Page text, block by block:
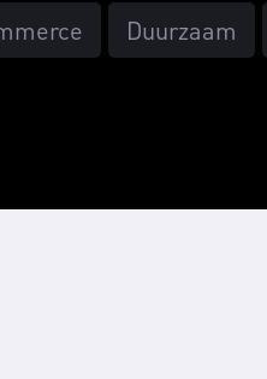
Duurzaam